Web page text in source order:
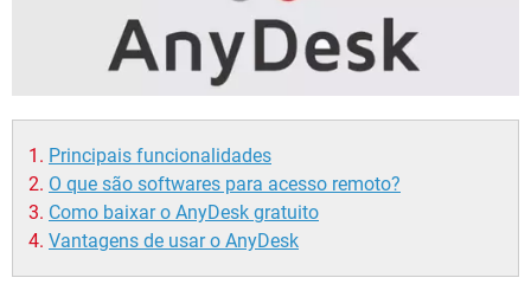
Principais funcionalidades
O que são softwares para acesso remoto?
Como baixar o AnyDesk gratuito
Vantagens de usar o AnyDesk